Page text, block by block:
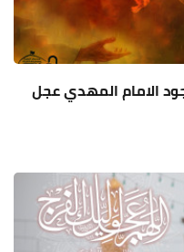
الامام المهدي عجل